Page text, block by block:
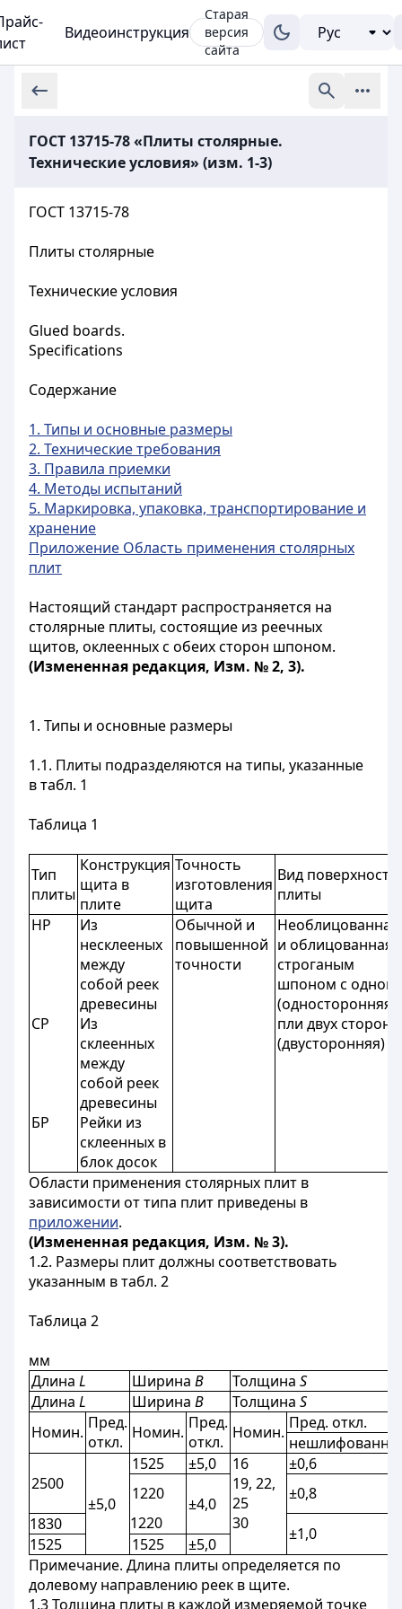
Видеоинструкция
Старая
версия
сайта
ГОСТ 13715-78 «Плиты столярные.
Технические условия» (изм. 1-3)
ГОСТ 13715-78
Плиты столярные
Технические условия
Glued boards.
Specifications
Содержание
1. Типы и основные размеры
2. Технические требования
3. Правила приемки
4. Методы испытаний
5. Маркировка, упаковка, транспортирование и
хранение
Приложение Область применения столярных
плит
Настоящий стандарт распространяется на
столярные плиты, состоящие из реечных
щитов, оклеенных с обеих сторон шпоном.
(Измененная редакция, Изм. № 2, 3).
1. Типы и основные размеры
1.1. Плиты подразделяются на типы, указанные
в табл. 1
Таблица 1
Тип
плиты
Конструкция
щита в
плите
Точность
изготовления
щита
Вид поверхности
плиты
НP
Из
несклееных
между
собой реек
древесины
Обычной и
повышенной
точности
Необлицованная
и облицованная
строганым
шпоном с одной
(односторонняя)
пли двух сторон
(двусторонняя)
СР
Из
склеенных
между
собой реек
древесины
БР
Рейки из
склеенных в
блок досок
Области применения столярных плит в
зависимости от типа плит приведены в
приложении.
(Измененная редакция, Изм. № 3).
1.2. Размеры плит должны соответствовать
указанным в табл. 2
Таблица 2
мм
Длина L Ширина В Толщина S
Длина L Ширина В Толщина S
Номин. Пред.
откл. Номин. Пред.
откл. Номин. Пред. откл.
2500
±5,0
1525 ±5,0 16
±0,6
1220
±4,0
19, 22,
25
±0,8
1830
1220 30
±1,0
1525 1525
±5,0
Примечание. Длина плиты определяется по
долевому направлению реек в щите.
1.3 Толщина плиты в каждой измеряемой точке